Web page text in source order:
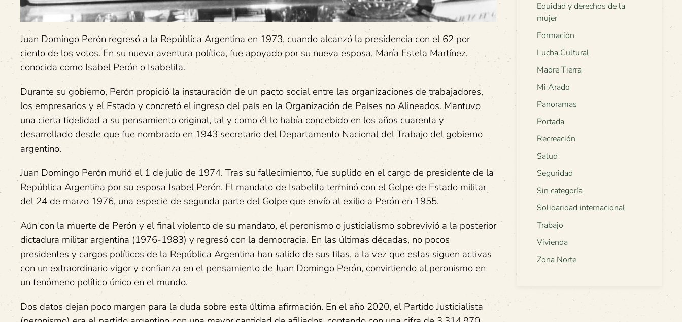
Juan Domingo Perón regresó a la República Argentina en 1973, cuando alcanzó la presidencia con el 62 por
ciento de los votos. En su nueva aventura política, fue apoyado por su nueva esposa, María Estela Martínez,
conocida como Isabel Perón o Isabelita.
Durante su gobierno, Perón propició la instauración de un pacto social entre las organizaciones de trabajadores,
los empresarios y el Estado y concretó el ingreso del país en la Organización de Países no Alineados. Mantuvo
una cierta fidelidad a su pensamiento original, tal y como él lo había concebido en los años cuarenta y
desarrollado desde que fue nombrado en 1943 secretario del Departamento Nacional del Trabajo del gobierno
argentino.
Juan Domingo Perón murió el 1 de julio de 1974. Tras su fallecimiento, fue suplido en el cargo de presidente de la
República Argentina por su esposa Isabel Perón. El mandato de Isabelita terminó con el Golpe de Estado militar
del 24 de marzo 1976, una especie de segunda parte del Golpe que envío al exilio a Perón en 1955.
Aún con la muerte de Perón y el final violento de su mandato, el peronismo o justicialismo sobrevivió a la posterior
dictadura militar argentina (1976-1983) y regresó con la democracia. En las últimas décadas, no pocos
presidentes y cargos políticos de la República Argentina han salido de sus filas, a la vez que estas siguen activas
con un extraordinario vigor y confianza en el pensamiento de Juan Domingo Perón, convirtiendo al peronismo en
un fenómeno político único en el mundo.
Dos datos dejan poco margen para la duda sobre esta última afirmación. En el año 2020, el Partido Justicialista
Equidad y derechos de la
mujer
Formación
Lucha Cultural
Madre Tierra
Mi Arado
Panoramas
Portada
Recreación
Salud
Seguridad
Sin categoría
Solidaridad internacional
Trabajo
Vivienda
Zona Norte